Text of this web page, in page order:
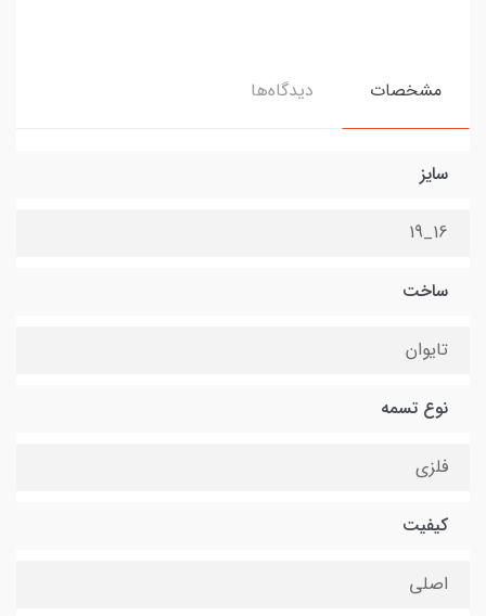
مشخصات دیدگاه‌ها
سایز
16_19
ساخت
تایوان
نوع تسمه
فلزی
کیفیت
اصلی